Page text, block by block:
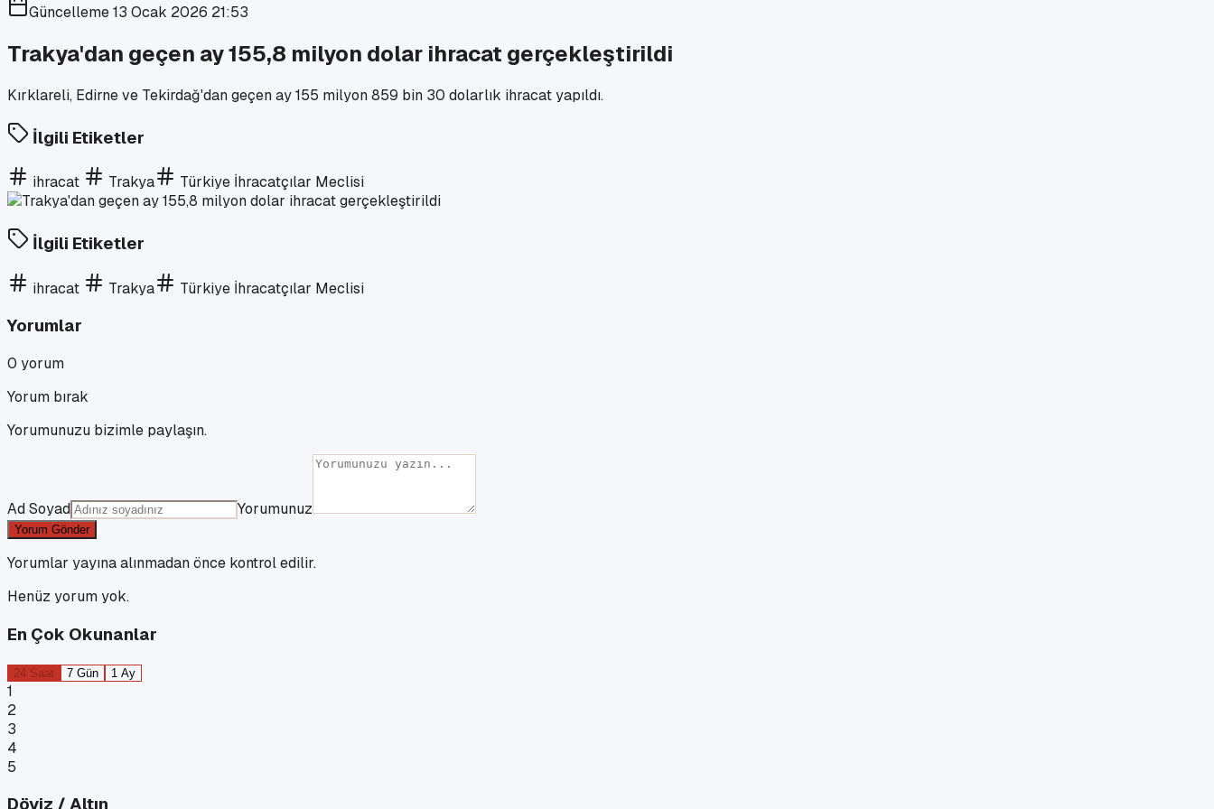
Güncelleme13 Ocak 2026 21:53
Trakya'dan geçen ay 155,8 milyon dolar ihracat gerçekleştirildi
Kırklareli, Edirne ve Tekirdağ'dan geçen ay 155 milyon 859 bin 30 dolarlık ihracat yapıldı.
İlgili Etiketler
ihracat Trakya Türkiye İhracatçılar Meclisi
İlgili Etiketler
ihracat Trakya Türkiye İhracatçılar Meclisi
Yorumlar
0 yorum
Yorum bırak
Yorumunuzu bizimle paylaşın.
Ad Soyad Yorumunuz
Yorum Gönder
Yorumlar yayına alınmadan önce kontrol edilir.
Henüz yorum yok.
En Çok Okunanlar
24 Saat 7 Gün 1 Ay
1
2
3
4
5
Döviz / Altın